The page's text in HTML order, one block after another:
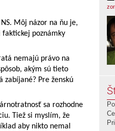
Môj názor na ňu je,
poznámky
nemajú právo na
akým sú tieto
Pre ženskú
sa rozhodne
Tiež si myslím, že
aby nikto nemal